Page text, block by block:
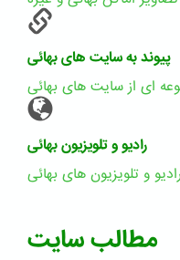
پیوند به سایت های بهائی
ای از سایت های بهائی
رادیو و تلویزیون بهائی
و تلویزیون های بهائی
مطالب سایت